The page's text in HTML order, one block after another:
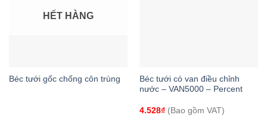
HẾT HÀNG
Béc tưới gốc chống côn trùng
Béc tưới có van điều chỉnh
nước – VAN5000 – Percent
4.528₫(Bao gồm VAT)